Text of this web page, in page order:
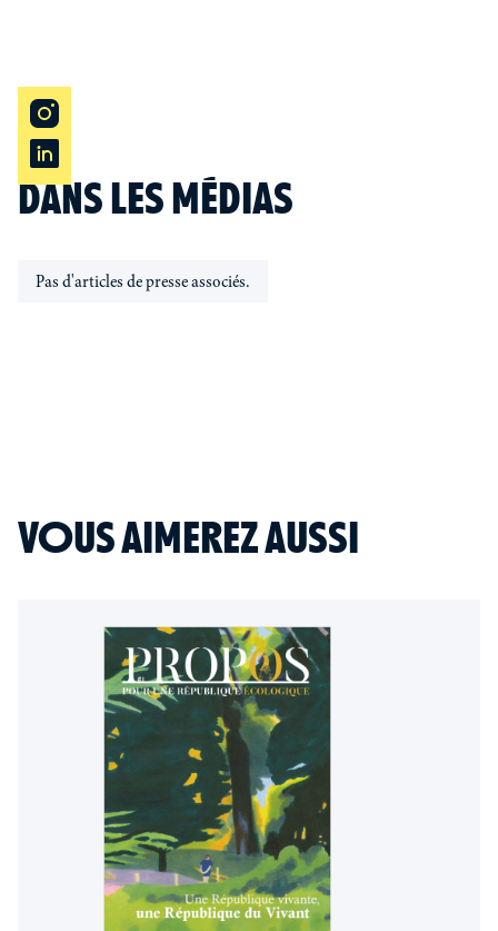
Prix :
DANS LES MÉDIAS
Pas d'articles de presse associés.
VOUS AIMEREZ AUSSI